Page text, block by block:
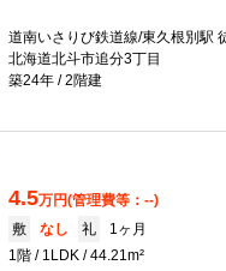
道南いさりび鉄道線/東久根別駅
北海道北斗市追分3丁目
築24年
2階建
4.5万円(管理費等：--)
敷
なし 礼
1ヶ月
1階
1LDK 44.21m²